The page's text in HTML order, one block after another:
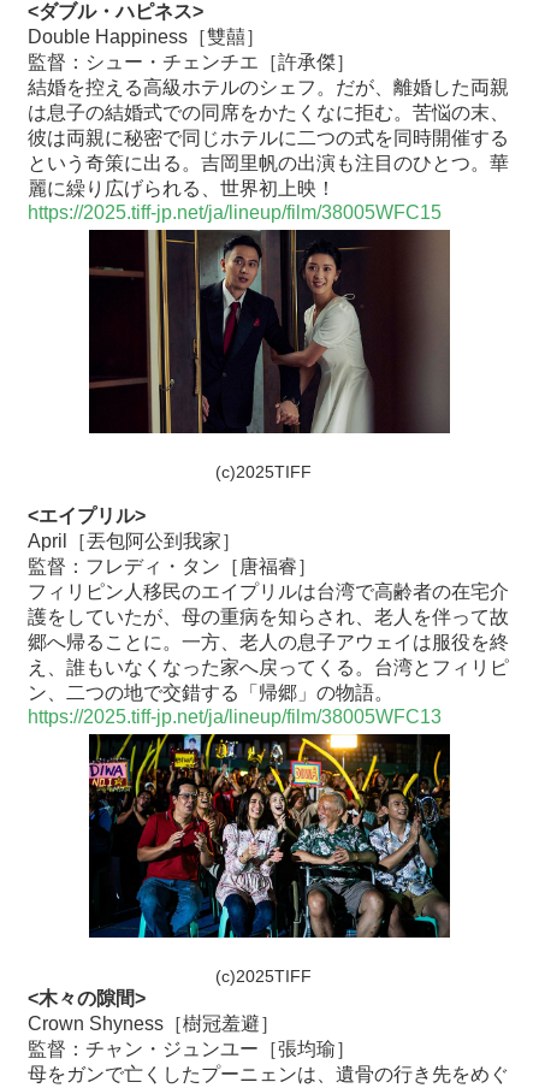
マ
ッ
プ
<ダブル・ハピネス>
Double Happiness［雙囍］
監督：シュー・チェンチエ［許承傑］
結婚を控える高級ホテルのシェフ。だが、離婚した両親
は息子の結婚式での同席をかたくなに拒む。苦悩の末、
彼は両親に秘密で同じホテルに二つの式を同時開催する
という奇策に出る。吉岡里帆の出演も注目のひとつ。華
麗に繰り広げられる、世界初上映！
https://2025.tiff-jp.net/ja/lineup/film/38005WFC15
(c)2025TIFF
<エイプリル>
April［丟包阿公到我家］
監督：フレディ・タン［唐福睿］
フィリピン人移民のエイプリルは台湾で高齢者の在宅介
護をしていたが、母の重病を知らされ、老人を伴って故
郷へ帰ることに。一方、老人の息子アウェイは服役を終
え、誰もいなくなった家へ戻ってくる。台湾とフィリピ
ン、二つの地で交錯する「帰郷」の物語。
https://2025.tiff-jp.net/ja/lineup/film/38005WFC13
(c)2025TIFF
<木々の隙間>
Crown Shyness［樹冠羞避］
監督：チャン・ジュンユー［張均瑜］
母をガンで亡くしたプーニェンは、遺骨の行き先をめぐ